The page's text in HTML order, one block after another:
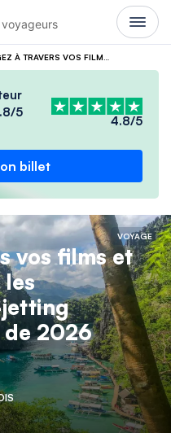
5
4.8/5
billet
VOYAGE
vos films et
2026